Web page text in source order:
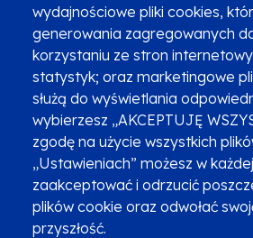
wydajnościowe pliki cookies,
generowania zagregowanych
korzystaniu ze stron
statystyk; oraz marketingowe
służą do wyświetlania
wybierzesz „AKCEPTUJĘ
zgodę na użycie wszystkich
„Ustawieniach” możesz w
zaakceptować i odrzucić
plików cookie oraz odwołać
przyszłość.